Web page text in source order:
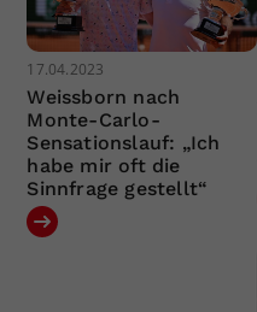
17.04.2023
Weissborn nach
Monte-Carlo-
Sensationslauf: „Ich
habe mir oft die
Sinnfrage gestellt“